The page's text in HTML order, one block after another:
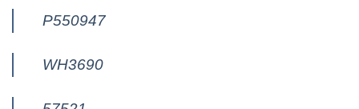
P550947
WH3690